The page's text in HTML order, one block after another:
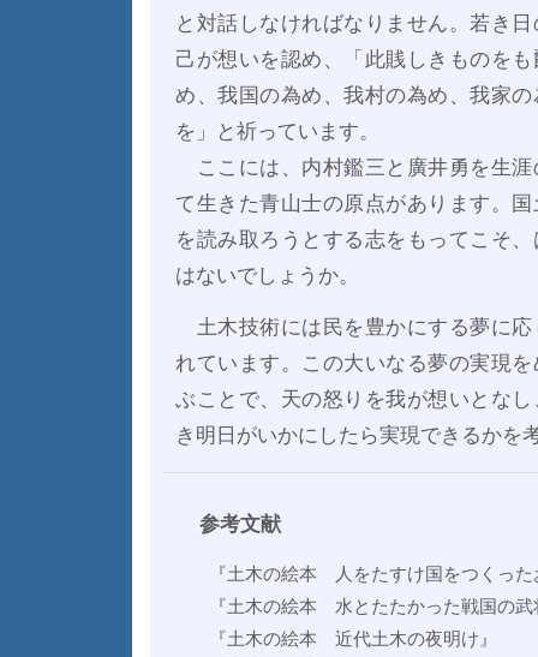
と対話しなければなりません。若き
己が想いを認め、「此賎しきものを
め、我国の為め、我村の為め、我家
を」と祈っています。
ここには、内村鑑三と廣井勇を生涯
て生きた青山士の原点があります。
を読み取ろうとする志をもってこそ
はないでしょうか。
土木技術には民を豊かにする夢に応
れています。この大いなる夢の実現
ぶことで、天の怒りを我が想いとな
き明日がいかにしたら実現できるかを
参考文献
『土木の絵本 人をたすけ国をつくっ
『土木の絵本 水とたたかった戦国の武
『土木の絵本 近代土木の夜明け』